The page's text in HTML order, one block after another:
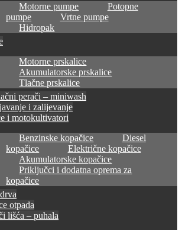
Motorne pumpe
Potopne
pumpe
Vrtne pumpe
Hidropak
Motorne prskalice
Akumulatorske prskalice
Tlačne prskalice
perači – miniwash
i zalijevanje
i motokultivatori
Benzinske kopačice
Diesel
kopačice
Električne kopačice
Akumulatorske kopačice
Priključci i dodatna oprema za
kopačice
otpada
lišća – puhala